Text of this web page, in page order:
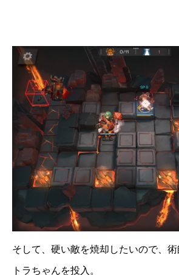
そして、硬い敵を焼却したいので、
トラちゃんを投入。